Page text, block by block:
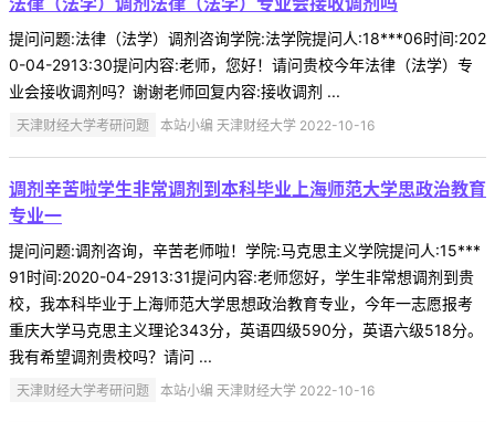
提问问题:法律（法学）调剂咨询学院:法学院提问人:18***06时间:202
0-04-2913:30提问内容:老师，您好！请问贵校今年法律（法学）专
业会接收调剂吗？谢谢老师回复内容:接收调剂 ...
天津财经大学考研问题 本站小编 天津财经大学 2022-10-16
调剂辛苦啦学生非常调剂到本科毕业上海师范大学思政治教育
专业一
提问问题:调剂咨询，辛苦老师啦！学院:马克思主义学院提问人:15***
91时间:2020-04-2913:31提问内容:老师您好，学生非常想调剂到贵
校，我本科毕业于上海师范大学思想政治教育专业，今年一志愿报考
重庆大学马克思主义理论343分，英语四级590分，英语六级518分。
我有希望调剂贵校吗？请问 ...
天津财经大学考研问题 本站小编 天津财经大学 2022-10-16